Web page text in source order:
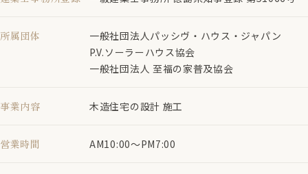
所属団体
一般社団法人パッシヴ・ハウス・ジャパン
P.V.ソーラーハウス協会
一般社団法人 至福の家普及協会
事業内容 木造住宅の設計 施工
営業時間 AM10:00～PM7:00